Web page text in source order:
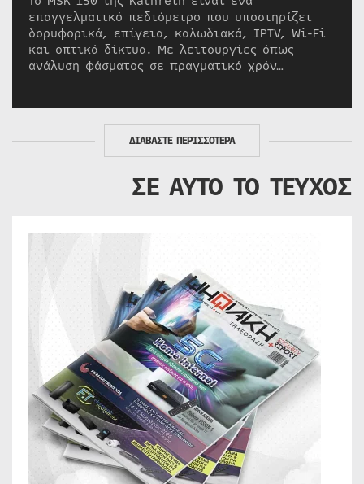
επαγγελματικό πεδιόμετρο που υποστηρίζει
δορυφορικά, επίγεια, καλωδιακά, IPTV, Wi-Fi
και οπτικά δίκτυα. Με λειτουργίες όπως
ανάλυση φάσματος σε πραγματικό χρόν…
ΔΙΑΒΑΣΤΕ ΠΕΡΙΣΣΟΤΕΡΑ
ΣΕ ΑΥΤΟ ΤΟ ΤΕΥΧΟΣ